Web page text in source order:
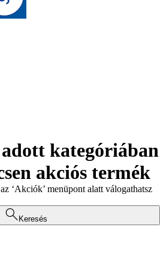
kategóriában
akciós termék
‘Akciók’ menüpont alatt válogathatsz
Keresés